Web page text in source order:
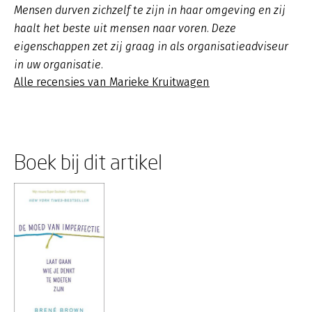
Mensen durven zichzelf te zijn in haar omgeving en zij
haalt het beste uit mensen naar voren. Deze
eigenschappen zet zij graag in als organisatieadviseur
in uw organisatie.
Alle recensies van Marieke Kruitwagen
Boek bij dit artikel